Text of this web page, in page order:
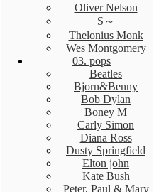
Oliver Nelson
S～
Thelonius Monk
Wes Montgomery
03. pops
Beatles
Bjorn&Benny
Bob Dylan
Boney M
Carly Simon
Diana Ross
Dusty Springfield
Elton john
Kate Bush
Peter, Paul & Mary